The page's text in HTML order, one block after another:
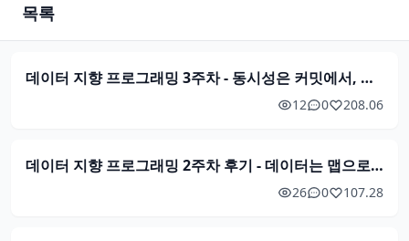
목록
데이터 지향 프로그래밍 3주차 - 동시성은 커밋에서, 테스트는 데이터로
12 0 208.06
데이터 지향 프로그래밍 2주차 후기 - 데이터는 맵으로, 상태는 참조로
26 0 107.28